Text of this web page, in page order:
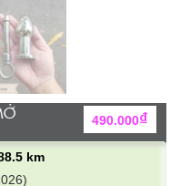
490.000₫
km